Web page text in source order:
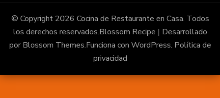
© Copyright 2026 Cocina de Restaurante en Casa. Todos
los derechos reservados.Blossom Recipe | Desarrollado
por Blossom Themes.Funciona con WordPress. Política de
privacidad